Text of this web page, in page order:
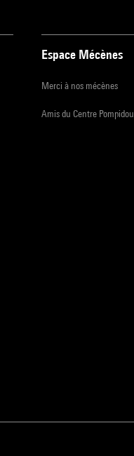
Espace Mécènes
Merci à nos mécènes
Amis du Centre Pompidou